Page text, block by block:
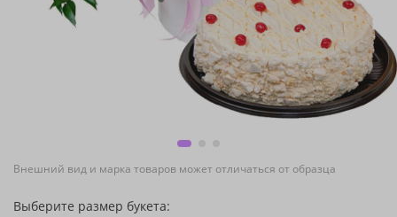
Внешний вид и марка товаров может отличаться от образца
Выберите размер букета: